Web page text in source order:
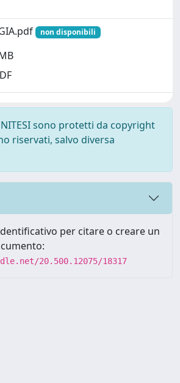
non disponibili
sono protetti da copyright
riservati, salvo diversa
per citare o creare un
20.500.12075/18317